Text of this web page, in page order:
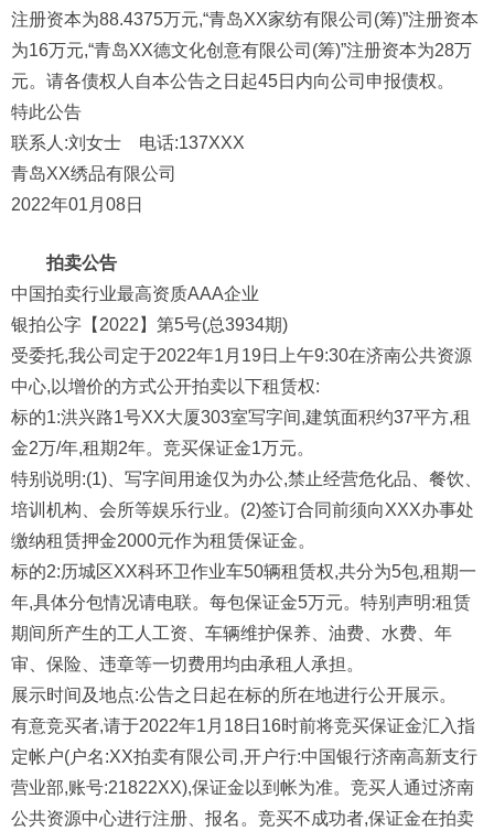
注册资本为88.4375万元,“青岛XX家纺有限公司(筹)”注册资本
为16万元,“青岛XX德文化创意有限公司(筹)”注册资本为28万
元。请各债权人自本公告之日起45日内向公司申报债权。
特此公告
联系人:刘女士 电话:137XXX
青岛XX绣品有限公司
2022年01月08日
拍卖公告
中国拍卖行业最高资质AAA企业
银拍公字【2022】第5号(总3934期)
受委托,我公司定于2022年1月19日上午9:30在济南公共资源
中心,以增价的方式公开拍卖以下租赁权:
标的1:洪兴路1号XX大厦303室写字间,建筑面积约37平方,租
金2万/年,租期2年。竞买保证金1万元。
特别说明:(1)、写字间用途仅为办公,禁止经营危化品、餐饮、
培训机构、会所等娱乐行业。(2)签订合同前须向XXX办事处
缴纳租赁押金2000元作为租赁保证金。
标的2:历城区XX科环卫作业车50辆租赁权,共分为5包,租期一
年,具体分包情况请电联。每包保证金5万元。特别声明:租赁
期间所产生的工人工资、车辆维护保养、油费、水费、年
审、保险、违章等一切费用均由承租人承担。
展示时间及地点:公告之日起在标的所在地进行公开展示。
有意竞买者,请于2022年1月18日16时前将竞买保证金汇入指
定帐户(户名:XX拍卖有限公司,开户行:中国银行济南高新支行
营业部,账号:21822XX),保证金以到帐为准。竞买人通过济南
公共资源中心进行注册、报名。竞买不成功者,保证金在拍卖